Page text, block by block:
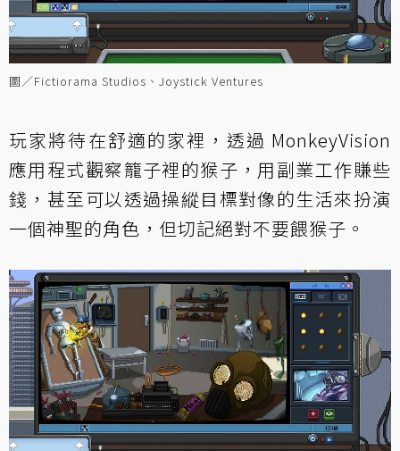
圖／Fictiorama Studios、Joystick Ventures
玩家將待在舒適的家裡，透過 MonkeyVision
應用程式觀察籠子裡的猴子，用副業工作賺些
錢，甚至可以透過操縱目標對像的生活來扮演
一個神聖的角色，但切記絕對不要餵猴子。